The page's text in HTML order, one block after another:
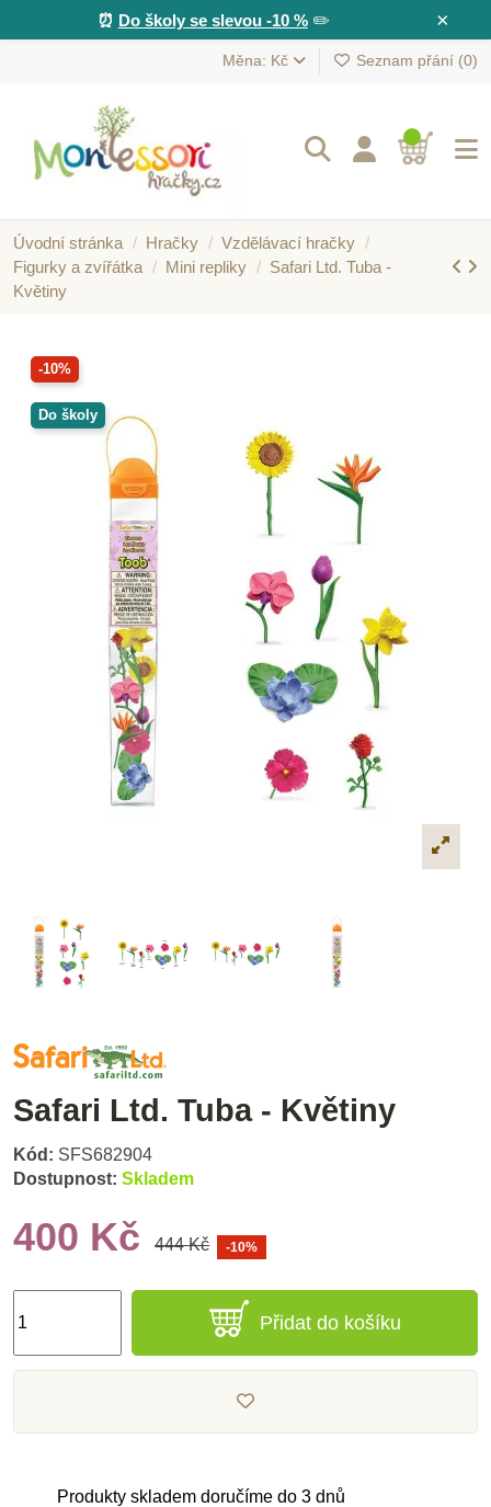
×
⏰ Do školy se slevou -10 %✏️
Měna: Kč Seznam přání (0)
Úvodní stránka Hračky
Vzdělávací hračky
Figurky a zvířátka
Mini repliky
Safari Ltd. Tuba -
Květiny
-10%
Do školy
Safari Ltd. Tuba - Květiny
Kód: SFS682904
Dostupnost: Skladem
400 Kč 444 Kč -10%
Přidat do košíku
Produkty skladem doručíme do 3 dnů